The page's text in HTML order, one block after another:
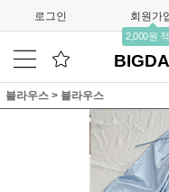
로그인 회원가
2,000원
블라우스 > 블라우스